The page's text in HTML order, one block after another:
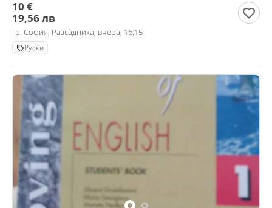
10 €
19,56 лв
гр. София, Разсадника, вчера, 16:15
Руски